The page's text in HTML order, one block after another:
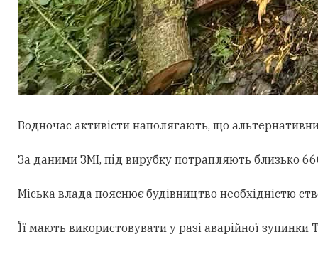
Водночас активісти наполягають, що
За даними ЗМІ, під вирубку потрапляють близько
Міська влада пояснює будівництво необхідністю
Її мають використовувати у разі аварійної